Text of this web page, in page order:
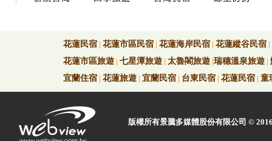
花蓮民宿 | 花蓮市區民宿 | 花蓮海岸民宿 | 花蓮縱谷民宿 |
花蓮市區旅遊 | 七星潭旅遊 | 太魯閣旅遊 |瑞穗溫泉旅遊 |
宜蘭住宿 | 花蓮旅遊 | 宜蘭民宿 | 台東民宿 | 花蓮民宿 | 童
版權所有景騰多媒體股份有限公司 ©